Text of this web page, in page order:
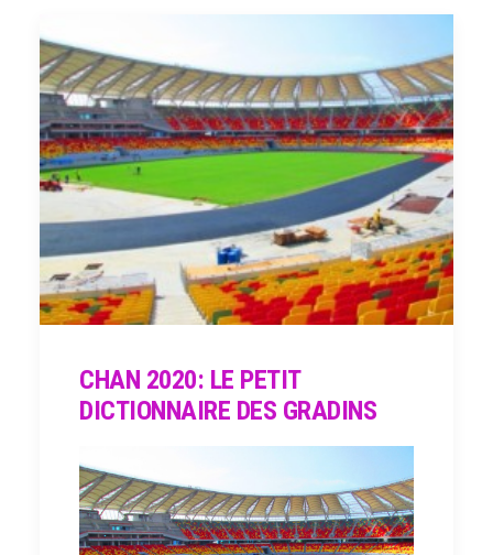
CHAN 2020: LE PETIT
DICTIONNAIRE DES GRADINS